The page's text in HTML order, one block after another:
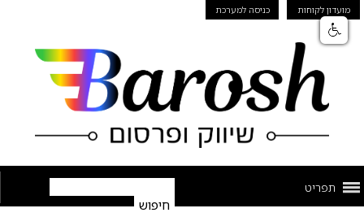
מועדון לקוחות כניסה למערכת
תפריט